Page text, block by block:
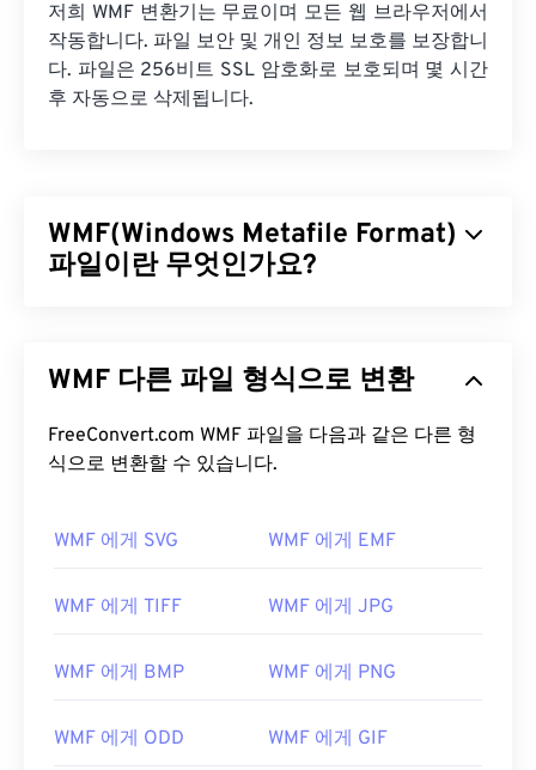
저희 WMF 변환기는 무료이며 모든 웹 브라우저에서
작동합니다. 파일 보안 및 개인 정보 보호를 보장합니
다. 파일은 256비트 SSL 암호화로 보호되며 몇 시간
후 자동으로 삭제됩니다.
WMF(Windows Metafile Format)
파일이란 무엇인가요?
파일 형식입니다. Microsoft는 Microsoft 응용 프로그
했습니다. WMF는 32비트 확장 Windows 메타파일
(EMF)의 16비트 버전입니다.
WMF 파일을 어떻게 여나요?
이미지 프로그램을 사용하면 Windows에서 쉽게 열
열 수 있는 또 다른 인기 프로그램으로는Adobe
Illustrator가 있습니다.
다른 대안으로 크로스 플랫폼 무료 뷰어인
WMF 다른 파일 형식으로 변환
FreeConvert.com WMF 파일을 다음과 같은 다른 형
식으로 변환할 수 있습니다.
WMF 에게 SVG WMF 에게 EMF
WMF 에게 TIFF WMF 에게 JPG
WMF 에게 BMP WMF 에게 PNG
WMF 에게 ODD WMF 에게 GIF